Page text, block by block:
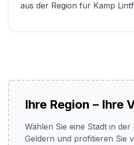
aus der Region für Kamp
Ihre Region – Ihre
Wählen Sie eine Stadt in
Geldern und profitieren Sie